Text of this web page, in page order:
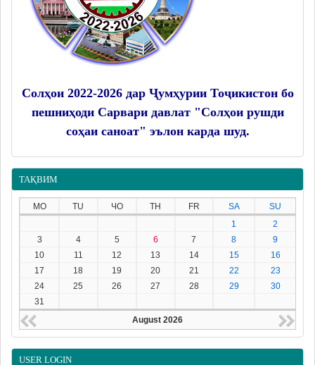
Солҳои 2022-2026 дар Ҷумҳурии Тоҷикистон бо
пешниҳоди Сарвари давлат "Солҳои рушди
соҳаи саноат" эълон карда шуд.
ТАҚВИМ
MO TU ЧО TH FR SA
SU
1
2
3
4 5 6 7 8
9
10
11 12 13 14 15
16
17
18 19 20 21 22
23
24
25 26 27 28 29
30
31
August 2026
USER LOGIN